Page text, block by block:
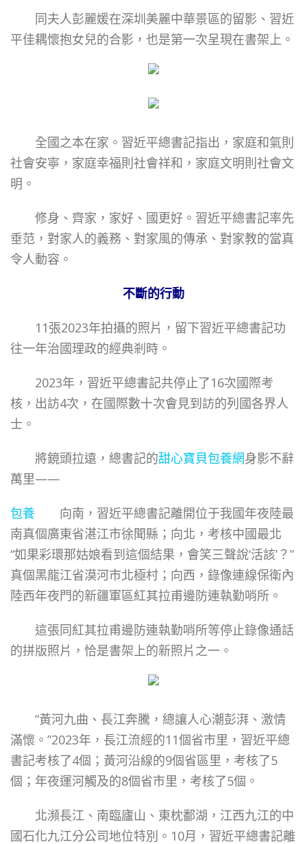
同夫人彭麗媛在深圳美麗中華景區的留影、習近
平佳耦懷抱女兒的合影，也是第一次呈現在書架上。
全國之本在家。習近平總書記指出，家庭和氣則
社會安寧，家庭幸福則社會祥和，家庭文明則社會文
明。
修身、齊家，家好、國更好。習近平總書記率先
垂范，對家人的義務、對家風的傳承、對家教的當真
令人動容。
不斷的行動
11張2023年拍攝的照片，留下習近平總書記功
往一年治國理政的經典剎時。
2023年，習近平總書記共停止了16次國際考
核，出訪4次，在國際數十次會見到訪的列國各界人
士。
將鏡頭拉遠，總書記的甜心寶貝包養網身影不辭
萬里——
包養 向南，習近平總書記離開位于我國年夜陸最
南真個廣東省湛江市徐聞縣；向北，考核中國最北
“如果彩環那姑娘看到這個結果，會笑三聲說‘活該’？”
真個黑龍江省漠河市北極村；向西，錄像連線保衛內
陸西年夜門的新疆軍區紅其拉甫邊防連執勤哨所。
這張同紅其拉甫邊防連執勤哨所等停止錄像通話
的拼版照片，恰是書架上的新照片之一。
“黃河九曲、長江奔騰，總讓人心潮彭湃、激情
滿懷。”2023年，長江流經的11個省市里，習近平總
書記考核了4個；黃河沿線的9個省區里，考核了5
個；年夜運河觸及的8個省市里，考核了5個。
北瀕長江、南臨廬山、東枕鄱湖，江西九江的中
國石化九江分公司地位特別。10月，習近平總書記離